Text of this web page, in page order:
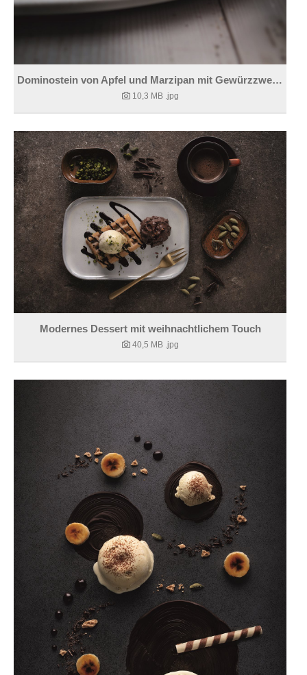
Dominostein von Apfel und Marzipan mit Gewürzzwetschke
10,3 MB .jpg
Modernes Dessert mit weihnachtlichem Touch
40,5 MB .jpg